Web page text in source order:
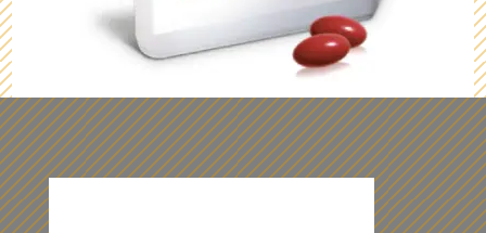
Z našich dárečků vám budou oči
přecházet